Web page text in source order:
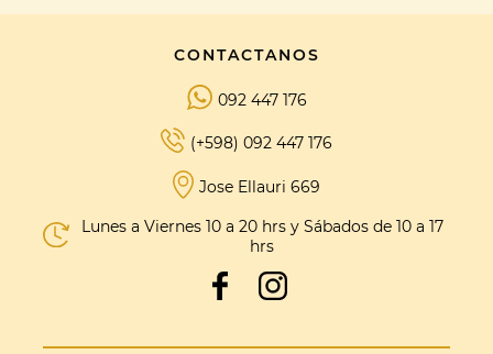
CONTACTANOS
092 447 176
(+598) 092 447 176
Jose Ellauri 669
Lunes a Viernes 10 a 20 hrs y Sábados de 10 a 17
hrs